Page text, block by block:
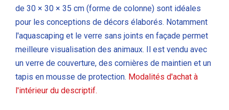
de 30 × 30 × 35 cm (forme de colonne) sont idéales
pour les conceptions de décors élaborés. Notamment
l'aquascaping et le verre sans joints en façade permet
meilleure visualisation des animaux. Il est vendu avec
un verre de couverture, des cornières de maintien et un
tapis en mousse de protection. Modalités d'achat à
l'intérieur du descriptif.